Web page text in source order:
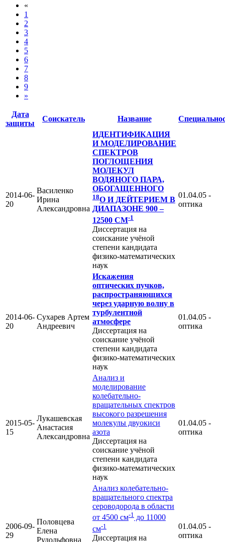
«
1
2
3
4
5
6
7
8
9
»
Дата
защиты
Соискатель Название
2014-06-
20
Василенко
Ирина
Александровна
ИДЕНТИФИКАЦИЯ
И МОДЕЛИРОВАНИЕ
СПЕКТРОВ
ПОГЛОЩЕНИЯ
МОЛЕКУЛ
ВОДЯНОГО ПАРА,
ОБОГАЩЕННОГО
18O И ДЕЙТЕРИЕМ В
ДИАПАЗОНЕ 900 –
12500 СМ-1
Диссертация на
соискание учёной
степени кандидата
физико-математических
наук
01.04.05 -
оптика
2014-06-
20
Сухарев Артем
Андреевич
Искажения
оптических пучков,
распространяющихся
через ударную волну в
турбулентной
атмосфере
Диссертация на
соискание учёной
степени кандидата
физико-математических
наук
01.04.05 -
оптика
2015-05-
15
Лукашевская
Анастасия
Александровна
Анализ и
моделирование
колебательно-
вращательных спектров
высокого разрешения
молекулы двуокиси
азота
Диссертация на
соискание учёной
степени кандидата
физико-математических
наук
01.04.05 -
оптика
2006-09-
29
Половцева
Елена
Рудольфовна
Анализ колебательно-
вращательного спектра
сероводорода в области
от 4500 см-1 до 11000
см-1
Диссертация на
01.04.05 -
оптика